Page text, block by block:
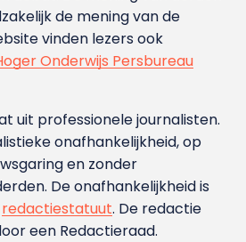
de mening van de
vinden lezers ook
Onderwijs Persbureau
uit professionele journalisten.
onafhankelijkheid, op
en zonder
De onafhankelijkheid is
redactiestatuut. De redactie
een Redactieraad.